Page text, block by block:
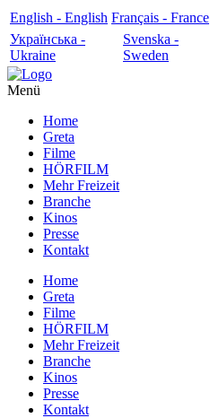
English - English Français - France
Українська -
Ukraine
Svenska -
Sweden
Menü
Home
Greta
Filme
HÖRFILM
Mehr Freizeit
Branche
Kinos
Presse
Kontakt
Home
Greta
Filme
HÖRFILM
Mehr Freizeit
Branche
Kinos
Presse
Kontakt